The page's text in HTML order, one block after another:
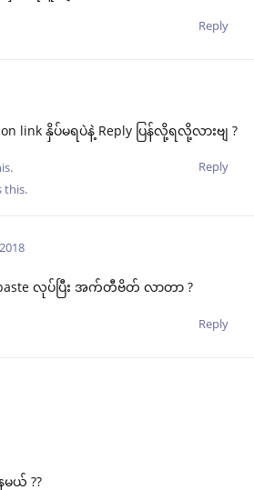
Reply
link နှိပ်မရပဲနဲ့ Reply ပြန်လို့ရလို့လားဗျ ?
Reply
this.
လုပ်ပြီး အက်တီဗိတ် လာတာ ?
Reply
မယ် ??